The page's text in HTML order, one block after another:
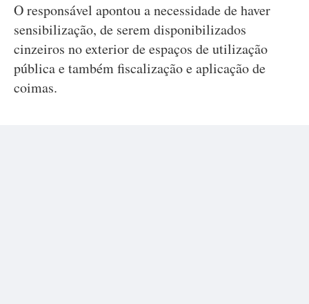
O responsável apontou a necessidade de haver
sensibilização, de serem disponibilizados
cinzeiros no exterior de espaços de utilização
pública e também fiscalização e aplicação de
coimas.